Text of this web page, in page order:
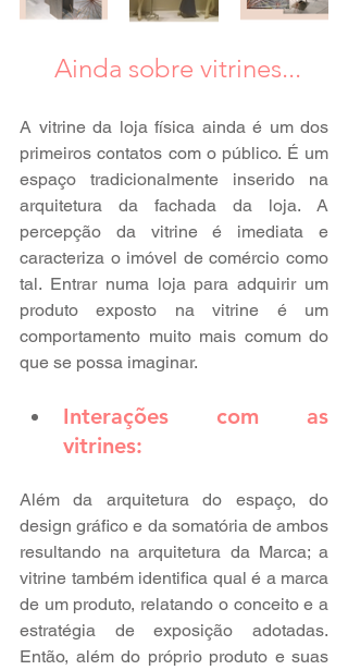
Ainda sobre vitrines...
A vitrine da loja física ainda é um dos
primeiros contatos com o público. É um
espaço tradicionalmente inserido na
arquitetura da fachada da loja. A
percepção da vitrine é imediata e
caracteriza o imóvel de comércio como
tal. Entrar numa loja para adquirir um
produto exposto na vitrine é um
comportamento muito mais comum do
que se possa imaginar.
Interações com as
vitrines:
Além da arquitetura do espaço, do
design gráfico e da somatória de ambos
resultando na arquitetura da Marca; a
vitrine também identifica qual é a marca
de um produto, relatando o conceito e a
estratégia de exposição adotadas.
Então, além do próprio produto e suas